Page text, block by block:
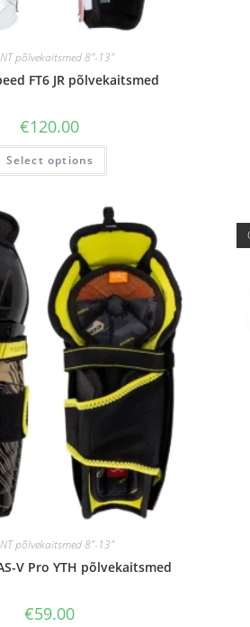
põlvekaitsmed 8"-13"
FT6 JR põlvekaitsmed
€120.00
Select options
põlvekaitsmed 8"-13"
V Pro YTH põlvekaitsmed
€59.00